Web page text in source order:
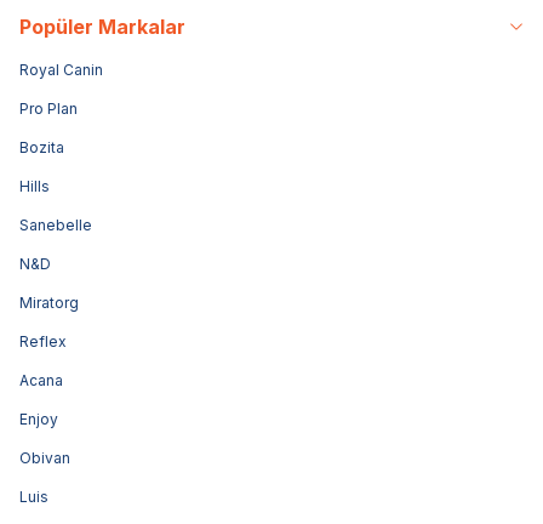
Popüler Markalar
Royal Canin
Pro Plan
Bozita
Hills
Sanebelle
N&D
Miratorg
Reflex
Acana
Enjoy
Obivan
Luis